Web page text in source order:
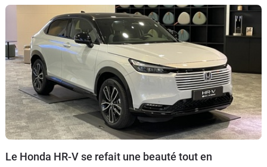
Auto
Services
Forum
Moto
Marques
Le Honda HR-V se refait une beauté tout en